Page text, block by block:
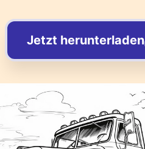
Jetzt herunterladen